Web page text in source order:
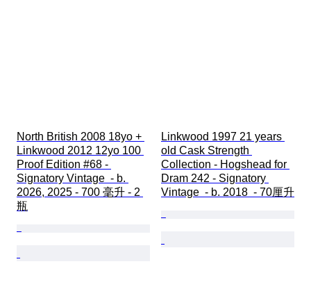
North British 2008 18yo +
Linkwood 2012 12yo 100
Proof Edition #68 -
Signatory Vintage  - b.
2026, 2025 - 700 毫升 - 2
瓶
Linkwood 1997 21 years
old Cask Strength
Collection - Hogshead for
Dram 242 - Signatory
Vintage  - b. 2018  - 70厘升